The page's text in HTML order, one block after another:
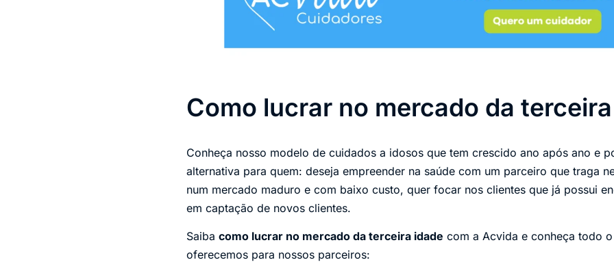
Como lucrar no mercado da
Conheça nosso modelo de cuidados a idosos que tem crescido ano após ano e
alternativa para quem: deseja empreender na saúde com um parceiro que traga
num mercado maduro e com baixo custo, quer focar nos clientes que já possui
em captação de novos clientes.
Saiba como lucrar no mercado da terceira idade com a Acvida e conheça todo
oferecemos para nossos parceiros: